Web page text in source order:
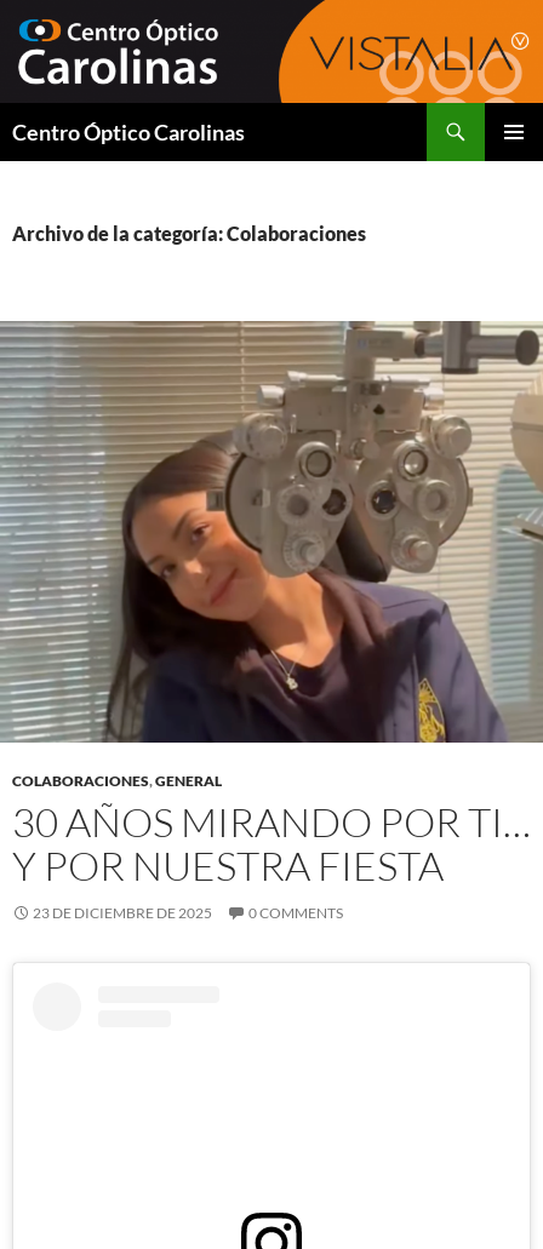
contenido
Centro Óptico Carolinas
Archivo de la categoría: Colaboraciones
COLABORACIONES,GENERAL
30 AÑOS MIRANDO POR TI…
Y POR NUESTRA FIESTA
23 DE DICIEMBRE DE 2025 0 COMMENTS